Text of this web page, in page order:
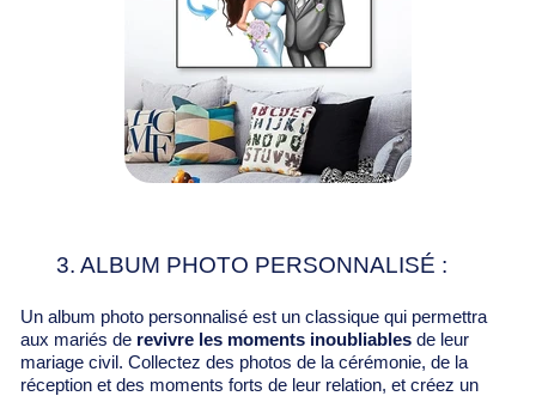
3. ALBUM PHOTO PERSONNALISÉ :
Un album photo personnalisé est un classique qui permettra
aux mariés de revivre les moments inoubliables de leur
mariage civil. Collectez des photos de la cérémonie, de la
réception et des moments forts de leur relation, et créez un